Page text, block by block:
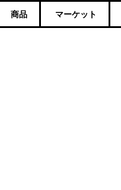
商品 マーケット